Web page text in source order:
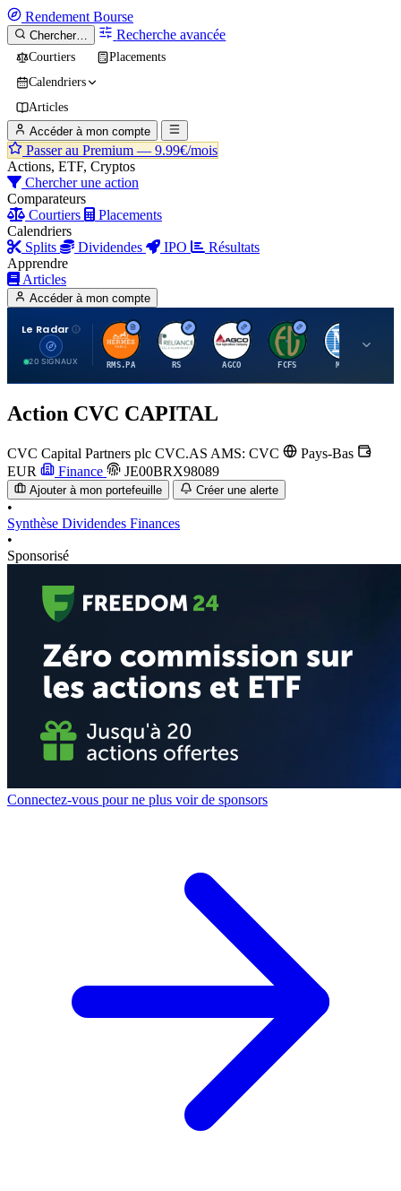
Rendement Bourse
Chercher… Recherche avancée
Courtiers
Placements
Calendriers
Articles
Accéder à mon compte
Passer au Premium — 9.99€/mois
Actions, ETF, Cryptos
Chercher une action
Comparateurs
Courtiers
Placements
Calendriers
Splits
Dividendes IPO
Résultats
Apprendre
Articles
Accéder à mon compte
Le Radar
20 SIGNAUX
H
RMS.PA
R
RS
A
AGCO
F
FCFS
M
MCO
Action CVC CAPITAL
CVC Capital Partners plc CVC.AS AMS: CVC
Pays-Bas
EUR
Finance JE00BRX98089
Ajouter à mon portefeuille Créer une alerte
•
Synthèse Dividendes Finances
•
Sponsorisé
Connectez-vous pour ne plus voir de sponsors